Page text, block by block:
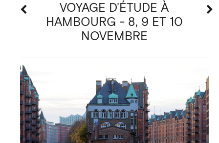
VOYAGE D'ÉTUDE À
HAMBOURG - 8, 9 ET 10
NOVEMBRE